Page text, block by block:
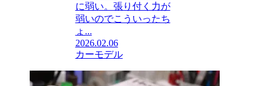
に弱い。張り付く力が
弱いのでこういったち
ょ...
2026.02.06
カーモデル